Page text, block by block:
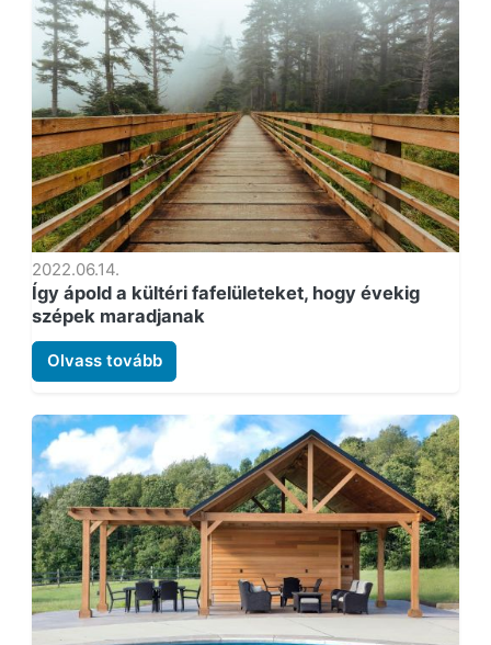
2022.06.14.
Így ápold a kültéri fafelületeket, hogy évekig
szépek maradjanak
Olvass tovább